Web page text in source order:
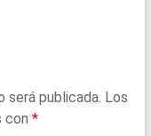
será publicada. Los
con *